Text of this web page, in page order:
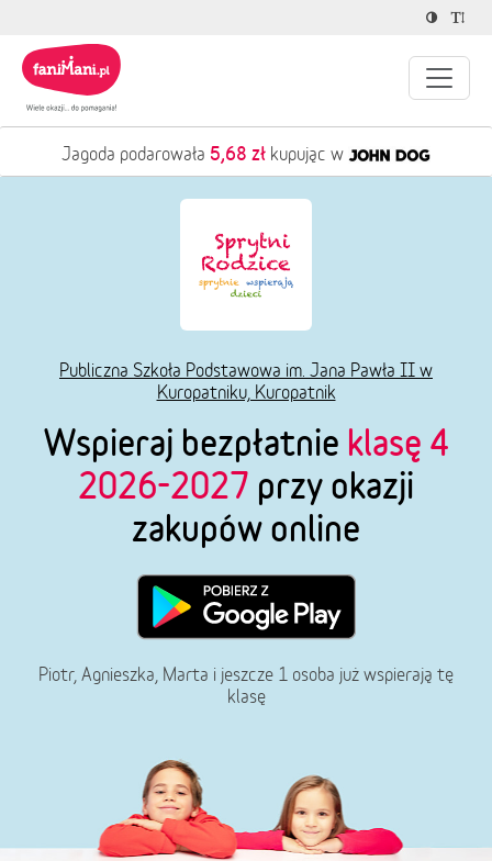
Jagoda podarowała 5,68 zł kupując w
Publiczna Szkoła Podstawowa im. Jana Pawła II w
Kuropatniku, Kuropatnik
Wspieraj bezpłatnie klasę 4
2026-2027 przy okazji
zakupów online
Piotr, Agnieszka, Marta i jeszcze 1 osoba już wspierają tę
klasę